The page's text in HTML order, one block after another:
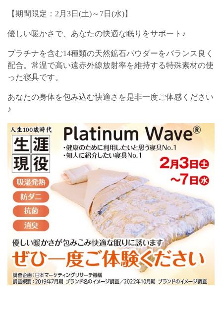
【期間限定：2月3日(土)～7日(水)】
優しい暖かさで、あなたの快適な眠りをサポート♪
プラチナを含む14種類の天然鉱石パウダーをバランス良く
配合。常温で高い遠赤外線放射率を維持する特殊素材の使
った寝具です。
あなたの身体を包み込む快適さを是非一度ご体感ください
♪